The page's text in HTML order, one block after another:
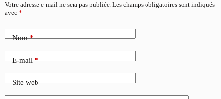
Votre adresse e-mail ne sera pas publiée. Les champs obligatoires sont indiqués
avec *
Nom*
E-mail*
Site web